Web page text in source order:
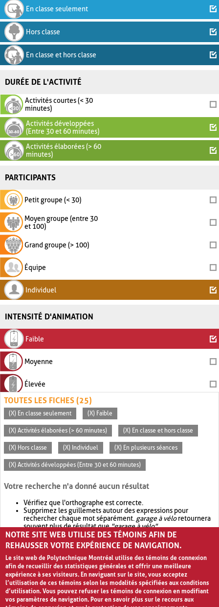
En classe seulement
Hors classe
En classe et hors classe
DURÉE DE L'ACTIVITÉ
Activités courtes (< 30
minutes)
Activités développées
(Entre 30 et 60 minutes)
Activités élaborées (> 60
minutes)
PARTICIPANTS
Petit groupe (< 30)
Moyen groupe (entre 30
et 100)
Grand groupe (> 100)
Équipe
Individuel
INTENSITÉ D'ANIMATION
Faible
Moyenne
Élevée
TOUTES LES FICHES (25)
(X) En classe seulement (X) Faible
(X) Activités élaborées (> 60 minutes) (X) En classe et hors classe
(X) Hors classe (X) Individuel (X) En plusieurs séances
(X) Activités développées (Entre 30 et 60 minutes)
Votre recherche n'a donné aucun résultat
Vérifiez que l'orthographe est correcte.
Supprimez les guillemets autour des expressions pour
rechercher chaque mot séparément. garage à véloretournera
souvent plus de résultat que"garage à vélo".
Envisagez d'élargir votre recherche avec OR.garage OR vélo
retournera souvent plus de résultat quegarage à vélo
NOTRE SITE WEB UTILISE DES TÉMOINS AFIN DE
REHAUSSER VOTRE EXPÉRIENCE DE NAVIGATION.
Le site web de Polytechnique Montréal utilise des témoins de connexion
afin de recueillir des statistiques générales et offrir une meilleure
expérience à ses visiteurs. En naviguant sur le site, vous acceptez
l’utilisation de ces témoins selon les modalités spécifiées aux conditions
d’utilisation. Vous pouvez refuser les témoins de connexion en modifiant
vos paramètres de navigation. Pour en savoir plus sur le recours aux